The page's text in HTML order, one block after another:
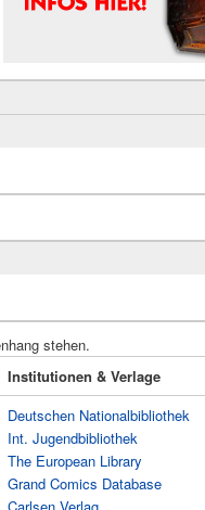
stehen.
Institutionen & Verlage
Deutschen Nationalbibliothek
Int. Jugendbibliothek
The European Library
Grand Comics Database